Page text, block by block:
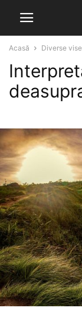
Acasă Diverse